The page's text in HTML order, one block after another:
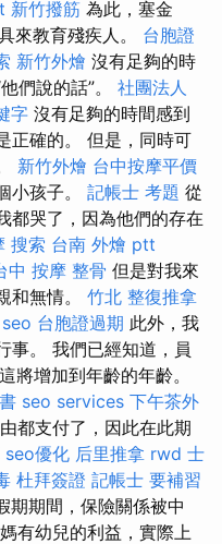
新竹撥筋 為此，塞金
來教育殘疾人。 台胞證
新竹外燴 沒有足夠的時
們說的話”。 社團法人
字 沒有足夠的時間感到
正確的。 但是，同時可
新竹外燴 台中按摩平價
小孩子。 記帳士 考題 從
都哭了，因為他們的存在
搜索 台南 外燴 ptt
中 按摩 整骨 但是對我來
和無情。 竹北 整復推拿
台胞證過期 此外，我
事。 我們已經知道，員
將增加到年齡的年齡。
seo services 下午茶外
都支付了，因此在此期
seo優化 后里推拿 rwd 士
杜拜簽證 記帳士 要補習
期期間，保險關係被中
有幼兒的利益，實際上